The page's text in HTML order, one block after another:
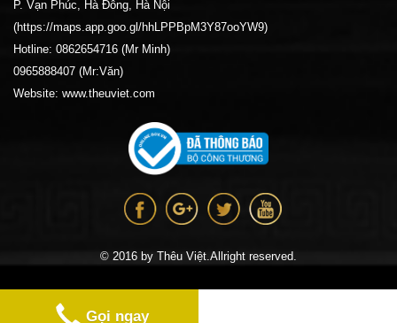
P. Vạn Phúc, Hà Đông, Hà Nội
(https://maps.app.goo.gl/hhLPPBpM3Y87ooYW9)
Hotline: 0862654716 (Mr Minh)
0965888407 (Mr:Văn)
Website: www.theuviet.com
© 2016 by Thêu Việt.Allright reserved.
Gọi ngay